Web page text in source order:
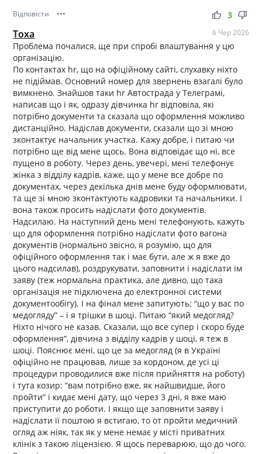
Відповісти ••• thumb_up thumb_down
3
Тоха 6 Чер 2026
Проблема почалися, ще при спробі влаштування у цю
організацію.
По контактах hr, що на офіційному сайті, слухавку ніхто
не підіймав. Основний номер для звернень взагалі було
вимкнено. Знайшов таки hr Автострада у Телеграмі,
написав що і як, одразу дівчинка hr відповіла, які
потрібно документи та сказала що оформлення можливо
дистанційно. Надіслав документи, сказали що зі мною
зконтактує начальник участка. Кажу добре, і питаю чи
потрібно ще від мене щось. Вона відповідає що ні, все
пущено в роботу. Через день, увечері, мені телефонує
жінка з відділу кадрів, каже, що у мене все добре по
документах, через декілька днів мене буду оформлювати,
та ще зі мною зконтактують кадровики та начальники. І
вона також просить надіслати фото документів.
Надсилаю. На наступний день мені телефонують, кажуть
що для оформлення потрібно надіслати фото вагона
документів (нормально звісно, я розумію, що для
офіційного оформлення так і має бути, але ж я вже до
цього надсилав), роздрукувати, заповнити і надіслати їм
заяву (теж нормальна практика, але дивно, що така
організація не підключена до електронної системи
документообігу). І на фінал мене запитують: “що у вас по
медогляду” – і я трішки в шоці. Питаю “який медогляд?
Ніхто нічого не казав. Сказали, що все супер і скоро буде
оформлення”, дівчина з відділу кадрів у шоці, я теж в
шоці. Пояснює мені, що це за медогляд (я в Україні
офіційно не працював, лише за кордоном, де усі ці
процедури проводилися вже після прийняття на роботу)
і тута козир: “вам потрібно вже, як найшвидше, його
пройти” і кидає мені дату, що через 3 дні, я вже маю
приступити до роботи. І якщо ще заповнити заяву і
надіслати її поштою я встигаю, то от пройти медичний
огляд аж ніяк, так як у мене немає у місті приватних
клінік з такою ліцензією. Я щось переварюю, що до чого.